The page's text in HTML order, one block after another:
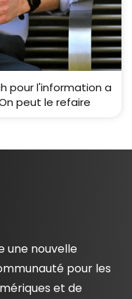
pour l'information a
peut le refaire
une nouvelle
pour les
et de